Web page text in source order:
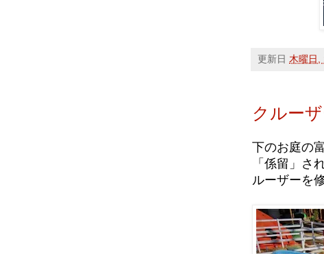
更新日 木曜日,
クルー
下のお庭の
「係留」さ
ルーザーを